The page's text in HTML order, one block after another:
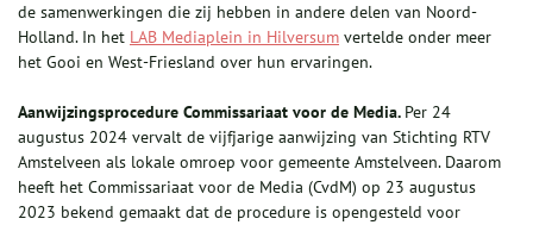
de samenwerkingen die zij hebben in andere delen van Noord-
Holland. In het LAB Mediaplein in Hilversum vertelde onder meer
het Gooi en West-Friesland over hun ervaringen.
Aanwijzingsprocedure Commissariaat voor de Media. Per 24
augustus 2024 vervalt de vijfjarige aanwijzing van Stichting RTV
Amstelveen als lokale omroep voor gemeente Amstelveen. Daarom
heeft het Commissariaat voor de Media (CvdM) op 23 augustus
2023 bekend gemaakt dat de procedure is opengesteld voor